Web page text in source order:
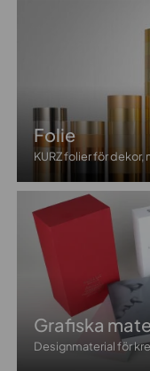
Folie
KURZ folier för
Grafiska
Designmaterial för